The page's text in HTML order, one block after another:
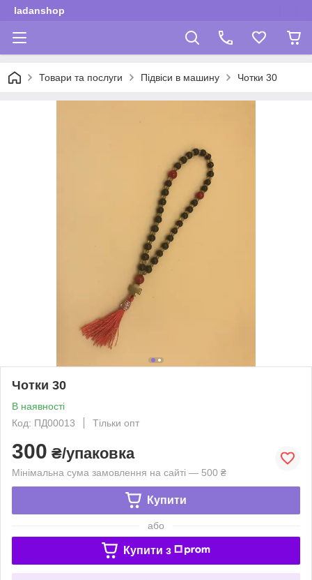
ladanshop
Товари та послуги Підвіси в машину Чотки 30
Чотки 30
В наявності
Код: ПД00013
Тільки опт
300 ₴/упаковка
Мінімальна сума замовлення на сайті — 500 ₴
Купити
або
Купити з